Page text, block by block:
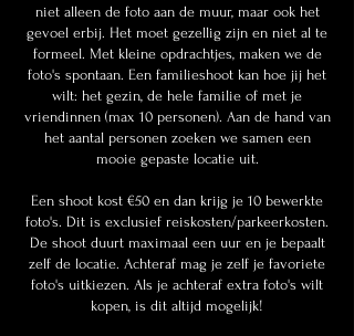
niet alleen de foto aan de muur, maar ook het
gevoel erbij. Het moet gezellig zijn en niet al te
formeel. Met kleine opdrachtjes, maken we de
foto's spontaan. Een familieshoot kan hoe jij het
wilt: het gezin, de hele familie of met je
vriendinnen (max 10 personen). Aan de hand van
het aantal personen zoeken we samen een
mooie gepaste locatie uit.
Een shoot kost €50 en dan krijg je 10 bewerkte
foto's. Dit is exclusief reiskosten/parkeerkosten.
De shoot duurt maximaal een uur en je bepaalt
zelf de locatie. Achteraf mag je zelf je favoriete
foto's uitkiezen. Als je achteraf extra foto's wilt
kopen, is dit altijd mogelijk!